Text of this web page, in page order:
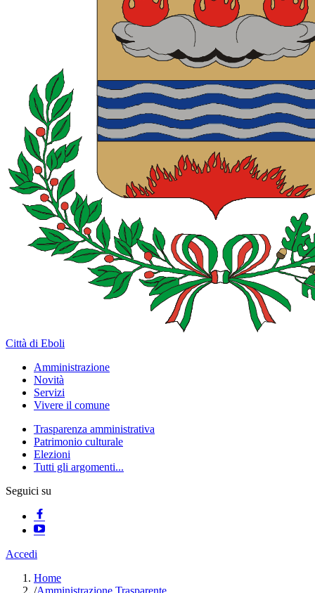
Città di Eboli
Amministrazione
Novità
Servizi
Vivere il comune
Trasparenza amministrativa
Patrimonio culturale
Elezioni
Tutti gli argomenti...
Seguici su
Accedi
Home
/Amministrazione Trasparente